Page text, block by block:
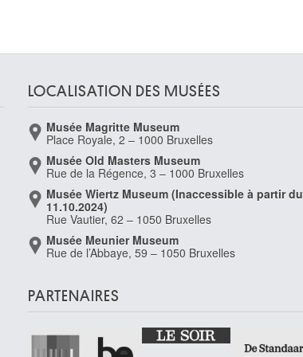
LOCALISATION DES MUSÉES
Musée Magritte Museum
Place Royale, 2 – 1000 Bruxelles
Musée Old Masters Museum
Rue de la Régence, 3 – 1000 Bruxelles
Musée Wiertz Museum (Inaccessible à partir du
11.10.2024)
Rue Vautier, 62 – 1050 Bruxelles
Musée Meunier Museum
Rue de l’Abbaye, 59 – 1050 Bruxelles
PARTENAIRES